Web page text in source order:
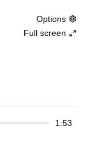
1:53
Options
Full screen